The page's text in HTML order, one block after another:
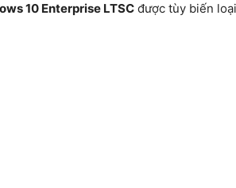
10 Enterprise LTSC được tùy biến